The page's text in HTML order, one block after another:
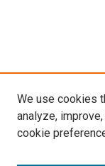
We use cookies
analyze,
cookie